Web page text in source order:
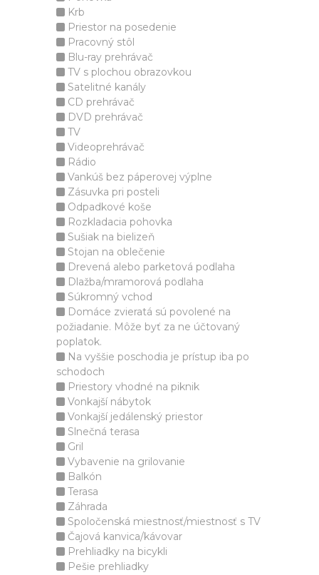
Krb
Priestor na posedenie
Pracovný stôl
Blu-ray prehrávač
TV s plochou obrazovkou
Satelitné kanály
CD prehrávač
DVD prehrávač
TV
Videoprehrávač
Rádio
Vankúš bez páperovej výplne
Zásuvka pri posteli
Odpadkové koše
Rozkladacia pohovka
Sušiak na bielizeň
Stojan na oblečenie
Drevená alebo parketová podlaha
Dlažba/mramorová podlaha
Súkromný vchod
Domáce zvieratá sú povolené na
požiadanie. Môže byť za ne účtovaný
poplatok.
Na vyššie poschodia je prístup iba po
schodoch
Priestory vhodné na piknik
Vonkajší nábytok
Vonkajší jedálenský priestor
Slnečná terasa
Gril
Vybavenie na grilovanie
Balkón
Terasa
Záhrada
Spoločenská miestnosť/miestnosť s TV
Čajová kanvica/kávovar
Prehliadky na bicykli
Pešie prehliadky